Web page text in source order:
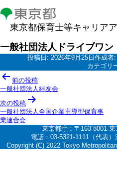
東京都保育士等キャリア
一般社団法人ドライブワン
投稿日: 2026年9月25日 作成者:
カテゴリ
投
稿
ナ
ビ
ゲ
ー
前の投稿
一般社団法人絆友会
次の投稿
一般社団法人全国企業主導型保育事
業連合会
東京都庁：〒163-8001
電話：03-5321-1111（代表
Copyright (C) 2022 Tokyo